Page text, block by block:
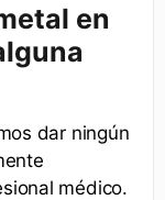
en
dar ningún
médico.